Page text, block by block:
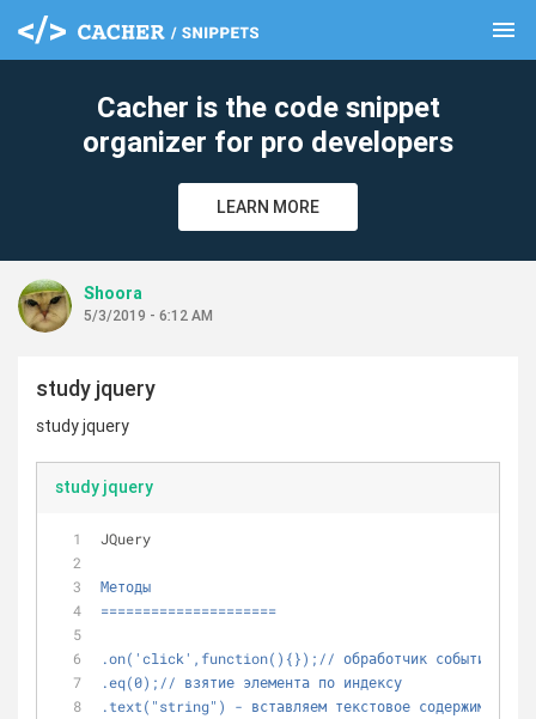
menu
Cacher is the code snippet
organizer for pro developers
LEARN MORE
Shoora
5/3/2019 - 6:12 AM
study jquery
study jquery
study jquery
JQuery
Методы
=====================
.on('click',function(){});// обработчик событий
.eq(0);// взятие элемента по индексу
.text("string") - вставляем текстовое содержимое в
clear